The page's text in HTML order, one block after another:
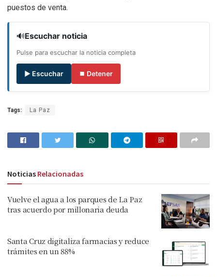
puestos de venta.
🔊Escuchar noticia
Pulse para escuchar la noticia completa
▶ Escuchar ⏹ Detener
Tags: La Paz
Noticias Relacionadas
Vuelve el agua a los parques de La Paz
tras acuerdo por millonaria deuda
Santa Cruz digitaliza farmacias y reduce
trámites en un 88%